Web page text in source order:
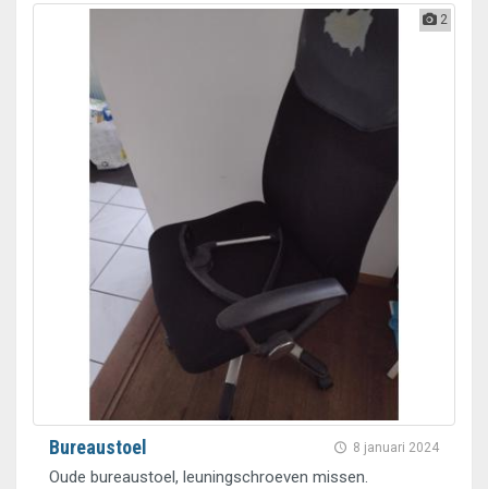
2
8 januari 2024
Bureaustoel
Oude bureaustoel, leuningschroeven missen.